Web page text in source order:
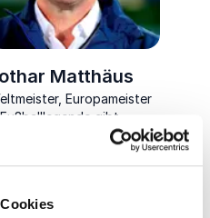
Matthäus
Europameister
gibt
in Teambuilding,